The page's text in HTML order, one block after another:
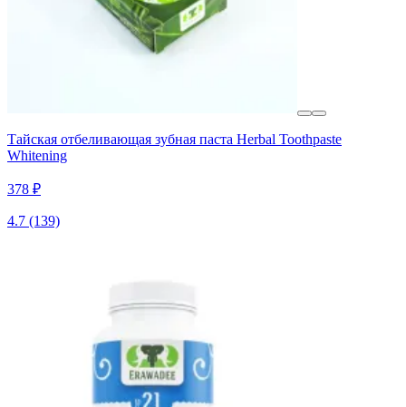
Тайская отбеливающая зубная паста Herbal Toothpaste
Whitening
378 ₽
4.7 (139)